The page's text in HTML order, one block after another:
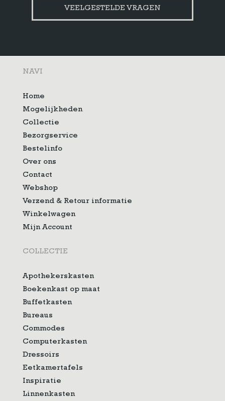
VEELGESTELDE VRAGEN
NAVI
Home
Mogelijkheden
Collectie
Bezorgservice
Bestelinfo
Over ons
Contact
Webshop
Verzend & Retour informatie
Winkelwagen
Mijn Account
COLLECTIE
Apothekerskasten
Boekenkast op maat
Buffetkasten
Bureaus
Commodes
Computerkasten
Dressoirs
Eetkamertafels
Inspiratie
Linnenkasten